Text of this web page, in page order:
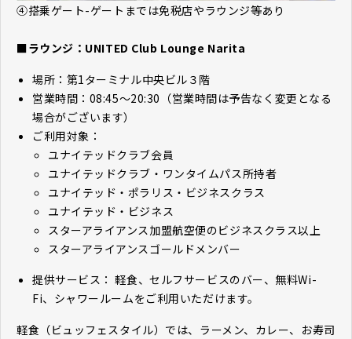
④搭乗ゲート-ゲートまでは免税店やラウンジ等あり
■ラウンジ：UNITED Club Lounge Narita
場所：第1ターミナル中央ビル３階
営業時間：08:45～20:30（営業時間は予告なく変更となる
場合がございます）
ご利用対象：
ユナイテッドクラブ会員
ユナイテッドクラブ・ワンタイムパス所持者
ユナイテッド・ポラリス・ビジネスクラス
ユナイテッド・ビジネス
スターアライアンス加盟航空便のビジネスクラス以上
スターアライアンスゴールドメンバー
提供サービス： 軽食、セルフサービスのバー、無料Wi-
Fi、シャワールームをご利用いただけます。
軽食（ビュッフェスタイル）では、ラーメン、カレー、お寿司